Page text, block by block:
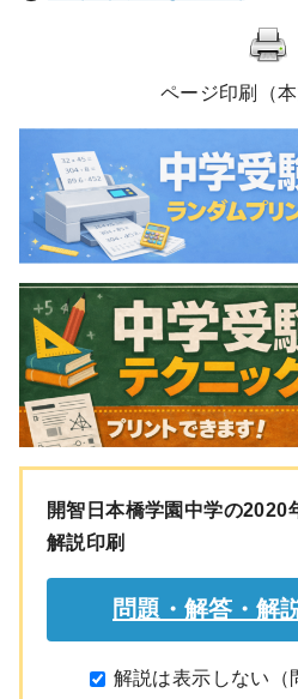
ページ印刷（本
開智日本橋学園中学の2020
解説印刷
解説は表示しない（